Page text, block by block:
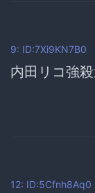
9: ID:7Xi9KN7B0
内田リコ強
12: ID:5Cfnh8Aq0